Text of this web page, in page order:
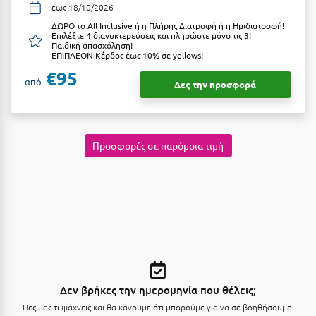
Κοκκώνι Κορινθίας
Κομοτηνή
Κουρούτα Ηλείας
Κύμη Ευβοίας
έως 18/10/2026
ΔΩΡΟ το All Inclusive ή η Πλήρης Διατροφή ή η Ημιδιατροφή!
Επιλέξτε 4 διανυκτερεύσεις και πληρώστε μόνο τις 3!
Παιδική απασχόληση!
ΕΠΙΠΛΕΟΝ Κέρδος έως 10% σε yellows!
από €95 Δες την προσφορά
Προσφορές σε παρόμοια τιμή
Δεν βρήκες την ημερομηνία που θέλεις;
Πες μας τι ψάχνεις και θα κάνουμε ότι μπορούμε για να σε βοηθήσουμε.